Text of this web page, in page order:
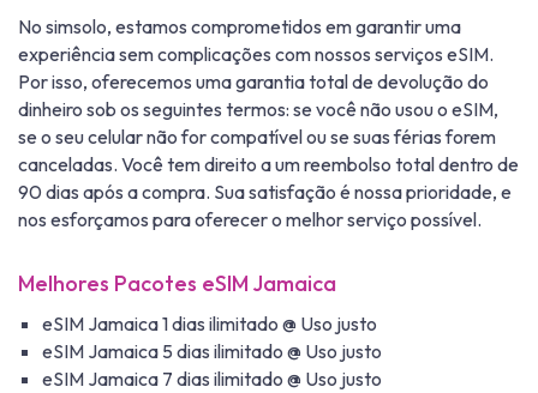
No simsolo, estamos comprometidos em garantir uma
experiência sem complicações com nossos serviços eSIM.
Por isso, oferecemos uma garantia total de devolução do
dinheiro sob os seguintes termos: se você não usou o eSIM,
se o seu celular não for compatível ou se suas férias forem
canceladas. Você tem direito a um reembolso total dentro de
90 dias após a compra. Sua satisfação é nossa prioridade, e
nos esforçamos para oferecer o melhor serviço possível.
Melhores Pacotes eSIM Jamaica
eSIM Jamaica 1 dias ilimitado @ Uso justo
eSIM Jamaica 5 dias ilimitado @ Uso justo
eSIM Jamaica 7 dias ilimitado @ Uso justo